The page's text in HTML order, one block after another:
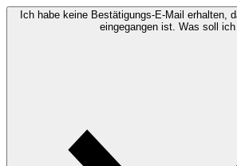
Ich habe keine Bestätigungs-E-Mail erhalten,
eingegangen ist. Was soll